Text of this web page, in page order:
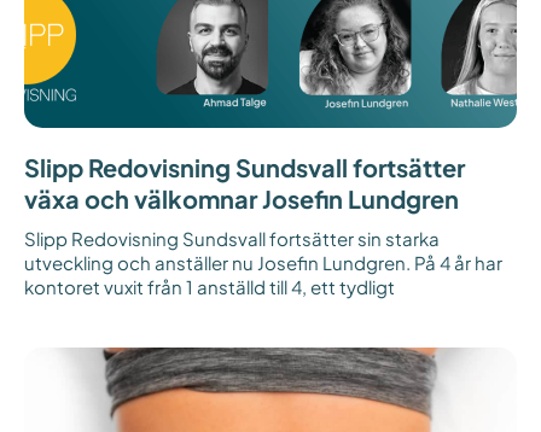
Slipp Redovisning Sundsvall fortsätter
växa och välkomnar Josefin Lundgren
Slipp Redovisning Sundsvall fortsätter sin starka
utveckling och anställer nu Josefin Lundgren. På 4 år har
kontoret vuxit från 1 anställd till 4, ett tydligt